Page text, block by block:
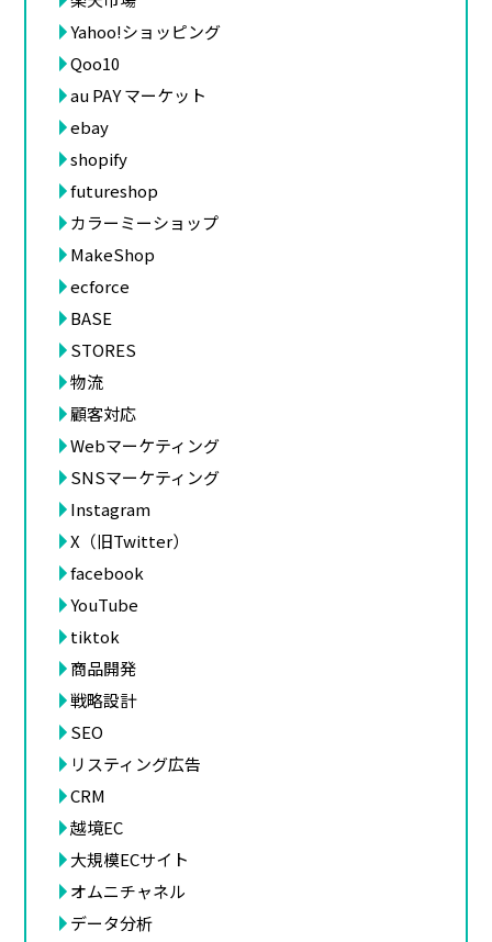
Yahoo!ショッピング
Qoo10
au PAY マーケット
ebay
shopify
futureshop
カラーミーショップ
MakeShop
ecforce
BASE
STORES
物流
顧客対応
Webマーケティング
SNSマーケティング
Instagram
X（旧Twitter）
facebook
YouTube
tiktok
商品開発
戦略設計
SEO
リスティング広告
CRM
越境EC
大規模ECサイト
オムニチャネル
データ分析